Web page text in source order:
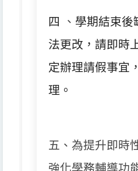
四 、 學期結束後
法更改， 請即時
定辦理請假事宜
理。
五、為提升即時
強化學務輔導功